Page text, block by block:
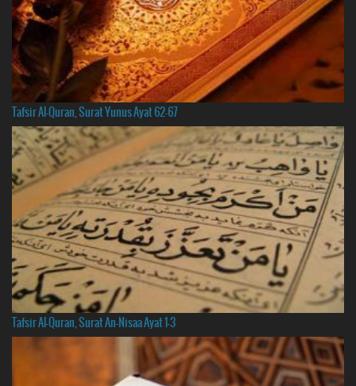
Tafsir Al-Quran, Surat Yunus Ayat 62-67
Tafsir Al-Quran, Surat An-Nisaa Ayat 1-3